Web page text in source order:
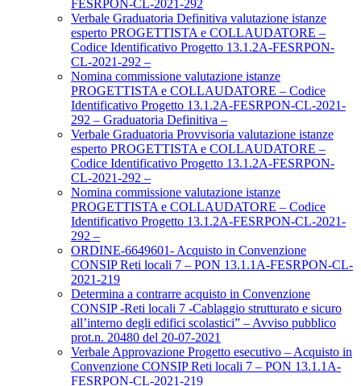
FESRPON-CL-2021-292
Verbale Graduatoria Definitiva valutazione istanze
esperto PROGETTISTA e COLLAUDATORE –
Codice Identificativo Progetto 13.1.2A-FESRPON-
CL-2021-292 –
Nomina commissione valutazione istanze
PROGETTISTA e COLLAUDATORE – Codice
Identificativo Progetto 13.1.2A-FESRPON-CL-2021-
292 – Graduatoria Definitiva –
Verbale Graduatoria Provvisoria valutazione istanze
esperto PROGETTISTA e COLLAUDATORE –
Codice Identificativo Progetto 13.1.2A-FESRPON-
CL-2021-292 –
Nomina commissione valutazione istanze
PROGETTISTA e COLLAUDATORE – Codice
Identificativo Progetto 13.1.2A-FESRPON-CL-2021-
292 –
ORDINE-6649601- Acquisto in Convenzione
CONSIP Reti locali 7 – PON 13.1.1A-FESRPON-CL-
2021-219
Determina a contrarre acquisto in Convenzione
CONSIP -Reti locali 7 -Cablaggio strutturato e sicuro
all’interno degli edifici scolastici” – Avviso pubblico
prot.n. 20480 del 20-07-2021
Verbale Approvazione Progetto esecutivo – Acquisto in
Convenzione CONSIP Reti locali 7 – PON 13.1.1A-
FESRPON-CL-2021-219